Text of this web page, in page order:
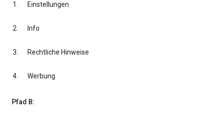
Einstellungen
Info
Rechtliche Hinweise
Werbung
Pfad B: